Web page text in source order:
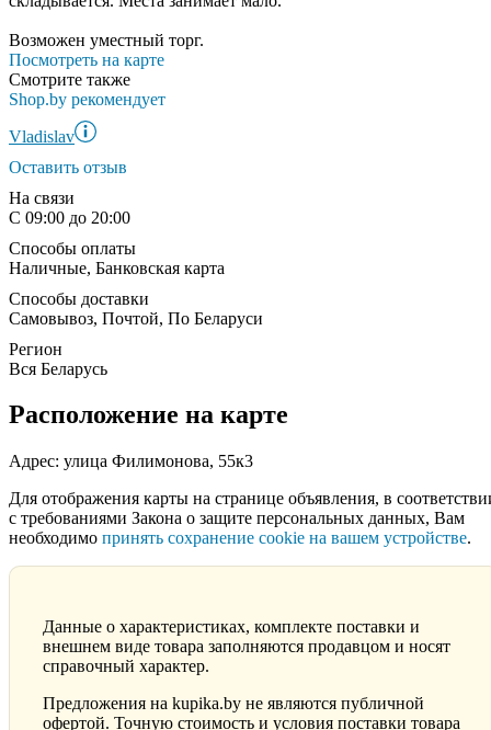
Возможен уместный торг.
Посмотреть на карте
Смотрите также
Shop.by рекомендует
Vladislav
Оставить отзыв
На связи
С 09:00 до 20:00
Способы оплаты
Наличные, Банковская карта
Способы доставки
Самовывоз, Почтой, По Беларуси
Регион
Вся Беларусь
Расположение на карте
Адрес: улица Филимонова, 55к3
Для отображения карты на странице объявления, в
с требованиями Закона о защите персональных данных, Вам
необходимо принять сохранение cookie на вашем устройстве.
Данные о характеристиках, комплекте поставки и
внешнем виде товара заполняются продавцом и носят
справочный характер.
Предложения на kupika.by не являются публичной
офертой. Точную стоимость и условия поставки товара